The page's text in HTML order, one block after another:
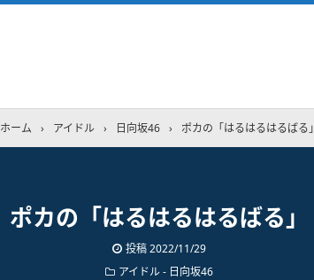
ホーム › アイドル › 日向坂46 › ポカの「はるはるはるばる」
ポカの「はるはるはるばる」
投稿2022/11/29
アイドル - 日向坂46